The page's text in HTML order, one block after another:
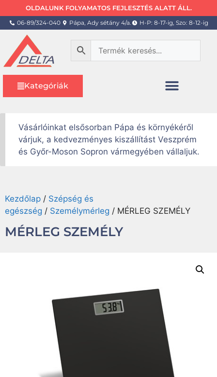
OLDALUNK FOLYAMATOS FEJLESZTÉS ALATT ÁLL.
06-89/324-040 Pápa, Ady sétány 4/a. H-P: 8-17-ig, Szo: 8-12-ig
Kategóriák
Vásárlóinkat elsősorban Pápa és környékéről
várjuk, a kedvezményes kiszállítást Veszprém
és Győr-Moson Sopron vármegyében vállaljuk.
Kezdőlap / Szépség és
egészség / Személymérleg / MÉRLEG SZEMÉLY
MÉRLEG SZEMÉLY